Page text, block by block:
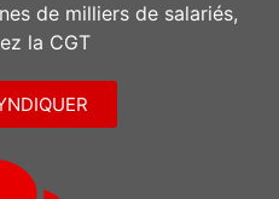
de milliers de salariés,
la CGT